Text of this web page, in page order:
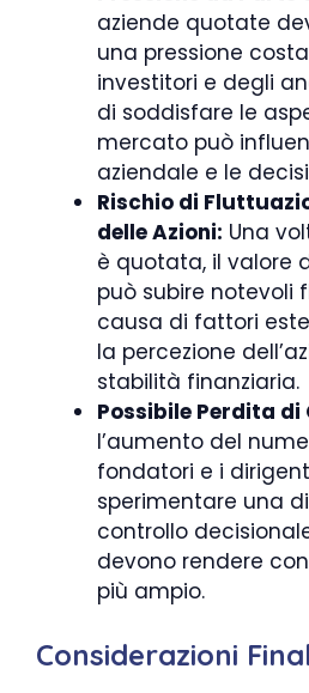
aziende quotate
una pressione
investitori e degli
di soddisfare le
mercato può
aziendale e le
Rischio di
delle Azioni: Una
è quotata, il valore
può subire notevoli
causa di fattori
la percezione
stabilità finanziaria.
Possibile Perdita di
l’aumento del
fondatori e i
sperimentare una
controllo
devono rendere
più ampio.
Considerazioni